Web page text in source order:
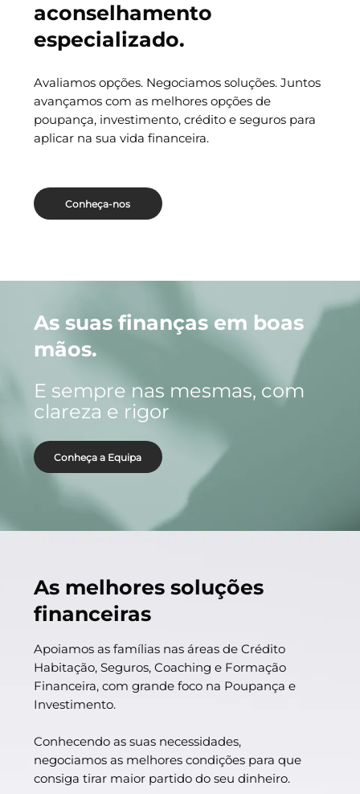
aconselhamento
especializado.
Avaliamos opções. Negociamos soluções. Juntos
avançamos com as melhores opções de
poupança, investimento, crédito e seguros para
aplicar na sua vida financeira.
Conheça-nos
As suas finanças em boas
mãos.
E sempre nas mesmas, com
clareza e rigor
Conheça a Equipa
As melhores soluções
financeiras
Apoiamos as famílias nas áreas de Crédito
Habitação, Seguros, Coaching e Formação
Financeira, com grande foco na Poupança e
Investimento.
Conhecendo as suas necessidades,
negociamos as melhores condições para que
consiga tirar maior partido do seu dinheiro.